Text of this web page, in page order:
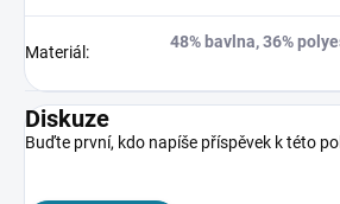
Materiál:
48% bavlna, 36%
Diskuze
Buďte první, kdo napíše příspěvek k této